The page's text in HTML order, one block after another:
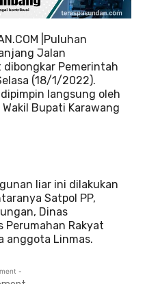
|Puluhan
Jalan
dibongkar Pemerintah
(18/1/2022).
langsung oleh
Bupati Karawang
liar ini dilakukan
Satpol PP,
Dinas
Perumahan Rakyat
anggota Linmas.
-